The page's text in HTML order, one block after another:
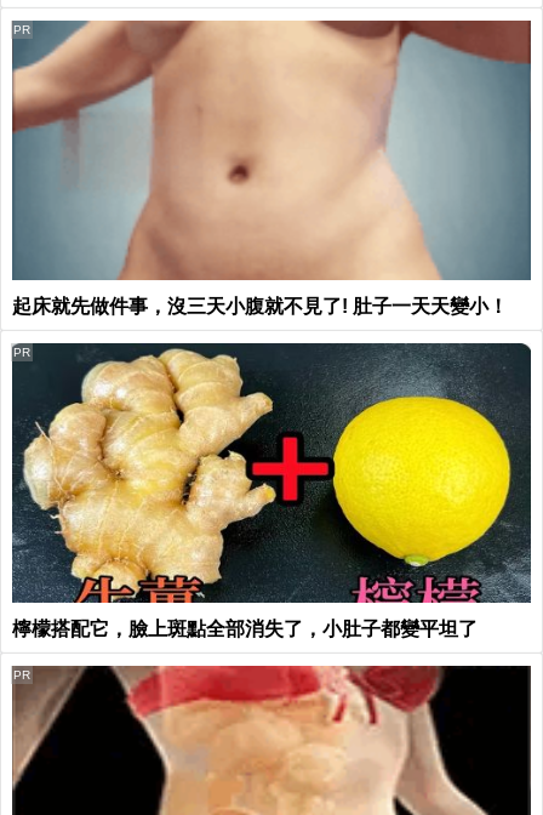
起床就先做件事，沒三天小腹就不見了! 肚子一天天變小！
PR
檸檬搭配它，臉上斑點全部消失了，小肚子都變平坦了
PR
PR